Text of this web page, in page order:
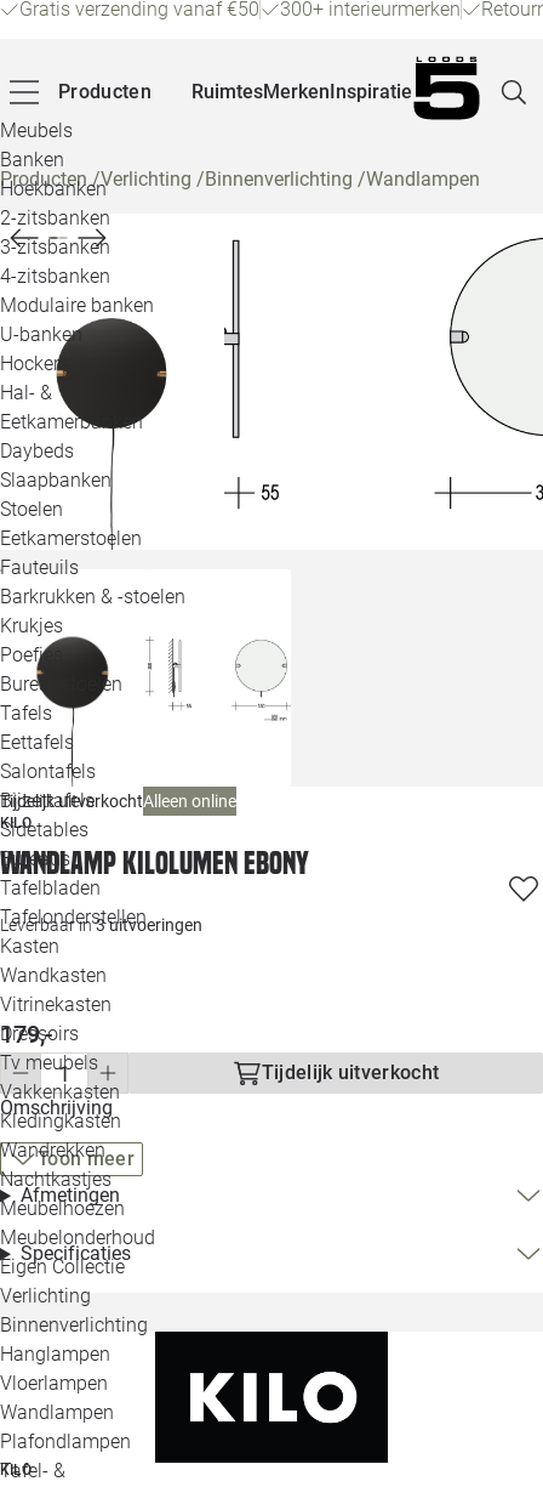
Gratis verzending vanaf €50 300+ interieurmerken
Producten
Meubels
Banken
Hoekbanken
2-zitsbanken
3-zitsbanken
4-zitsbanken
Modulaire banken
U-banken
Hockers
Hal- &
Eetkamerbanken
Daybeds
Slaapbanken
Stoelen
Eetkamerstoelen
Fauteuils
Barkrukken & -stoelen
Krukjes
Poefjes
Bureaustoelen
Tafels
Eettafels
Salontafels
Bijzettafels
Sidetables
Bureaus
Tafelbladen
Tafelonderstellen
Kasten
Wandkasten
Vitrinekasten
Dressoirs
Tv meubels
Vakkenkasten
Kledingkasten
Wandrekken
Nachtkastjes
Meubelhoezen
Meubelonderhoud
Eigen Collectie
Verlichting
Binnenverlichting
Hanglampen
Vloerlampen
Wandlampen
Plafondlampen
Tafel- &
RuimtesMerkenInspiratie
Alle
Producten/Verlichting /Binnenverlichting /Wandlampen
Tijdelijk uitverkochtAlleen online
KILO
Wandlamp KiloLumen Ebony
Leverbaar in3 uitvoeringen
179,-
Tijdelijk uitverkocht
Omschrijving
Toon meer
Afmetingen
Specificaties
KILO